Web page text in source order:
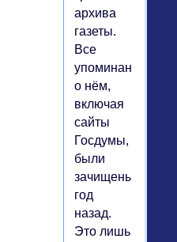
архива
газеты.
Все
упоминания
о нём,
включая
сайты
Госдумы,
были
зачищены
год
назад.
Это лишь